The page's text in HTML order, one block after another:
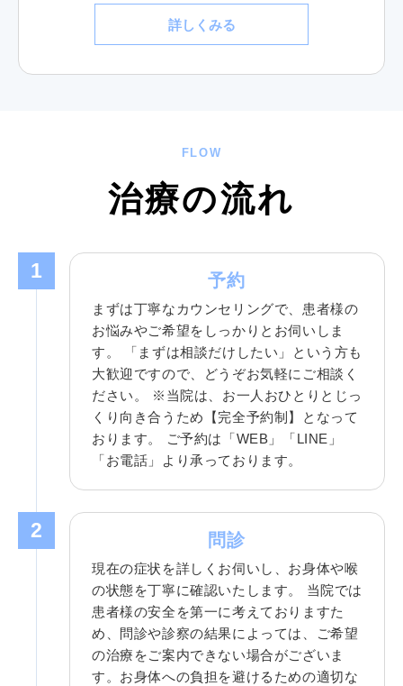
詳しくみる
FLOW
治療の流れ
1 予約
まずは丁寧なカウンセリングで、患者様の
お悩みやご希望をしっかりとお伺いしま
す。 「まずは相談だけしたい」という方も
大歓迎ですので、どうぞお気軽にご相談く
ださい。 ※当院は、お一人おひとりとじっ
くり向き合うため【完全予約制】となって
おります。 ご予約は「WEB」「LINE」
「お電話」より承っております。
2 問診
現在の症状を詳しくお伺いし、お身体や喉
の状態を丁寧に確認いたします。 当院では
患者様の安全を第一に考えておりますた
め、問診や診察の結果によっては、ご希望
の治療をご案内できない場合がございま
す。お身体への負担を避けるための適切な